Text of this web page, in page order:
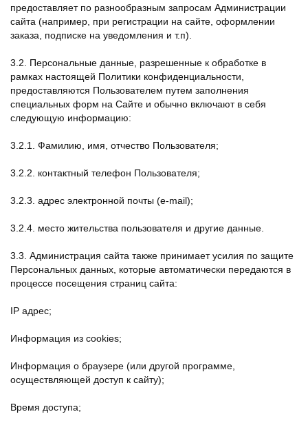
предоставляет по разнообразным запросам Администрации
сайта (например, при регистрации на сайте, оформлении
заказа, подписке на уведомления и т.п).
3.2. Персональные данные, разрешенные к обработке в
рамках настоящей Политики конфиденциальности,
предоставляются Пользователем путем заполнения
специальных форм на Сайте и обычно включают в себя
следующую информацию:
3.2.1. Фамилию, имя, отчество Пользователя;
3.2.2. контактный телефон Пользователя;
3.2.3. адрес электронной почты (e-mail);
3.2.4. место жительства пользователя и другие данные.
3.3. Администрация сайта также принимает усилия по защите
Персональных данных, которые автоматически передаются в
процессе посещения страниц сайта:
IP адрес;
Информация из cookies;
Информация о браузере (или другой программе,
осуществляющей доступ к сайту);
Время доступа;